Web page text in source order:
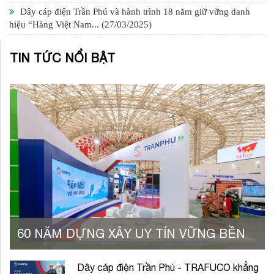
Dây cáp điện Trần Phú và hành trình 18 năm giữ vững danh
hiệu “Hàng Việt Nam... (27/03/2025)
TIN TỨC NỔI BẬT
60 NĂM DỰNG XÂY UY TÍN VỮNG BỀN
Dây cáp điện Trần Phú - TRAFUCO khẳng